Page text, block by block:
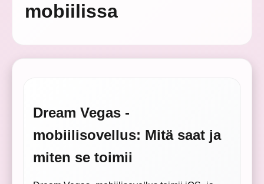
mobiilissa
Dream Vegas -
mobiilisovellus: Mitä saat ja
miten se toimii